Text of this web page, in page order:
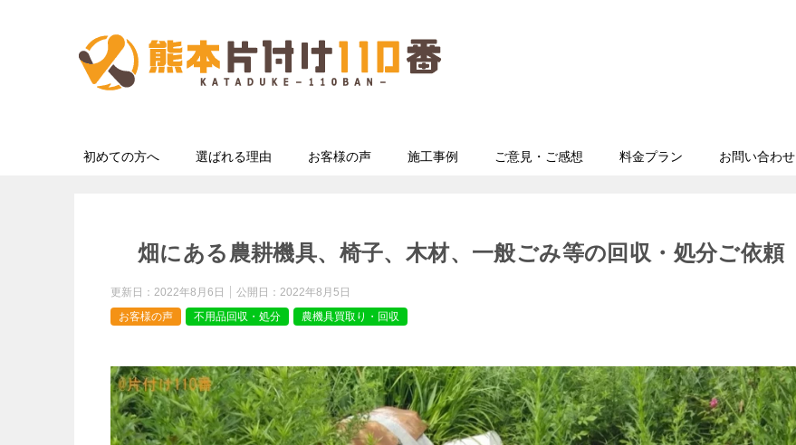
初めての方へ 選ばれる理由 お客様の声 施工事例 ご意見・ご感想 料金プラン お問い合わせ
畑にある農耕機具、椅子、木材、一般ごみ等の回収・処分ご依頼
更新日： 2022年8月6日 公開日： 2022年8月5日
お客様の声
不用品回収・処分 農機具買取り・回収